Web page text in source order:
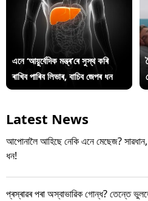
এনে ‘আয়ুৰ্বেদিক মন্ত্ৰ’ৰে সুস্থ কৰি
ৰাখিব পাৰিব লিভাৰ, বাচিব জেপৰ ধন
Latest News
আপোনালৈ আহিছে নেকি এনে মেছেজ?
ধন!
প্ৰস্ৰাৱৰ পৰা অস্বাভাৱিক গোন্ধ? তেন্তে